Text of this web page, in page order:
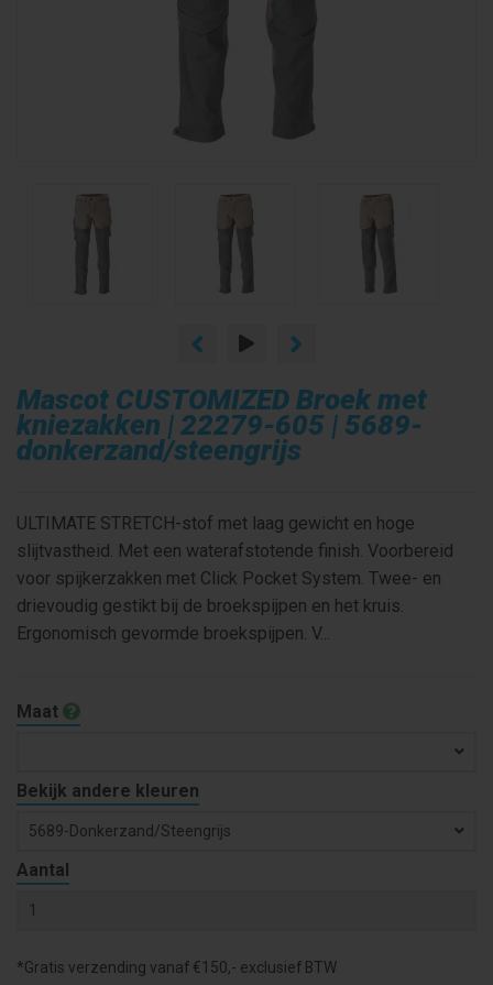
Mascot CUSTOMIZED Broek met
kniezakken | 22279-605 | 5689-
donkerzand/steengrijs
ULTIMATE STRETCH-stof met laag gewicht en hoge
slijtvastheid. Met een waterafstotende finish. Voorbereid
voor spijkerzakken met Click Pocket System. Twee- en
drievoudig gestikt bij de broekspijpen en het kruis.
Ergonomisch gevormde broekspijpen. V...
Maat
Bekijk andere kleuren
5689-Donkerzand/steengrijs
Aantal
*Gratis verzending vanaf €150,- exclusief BTW